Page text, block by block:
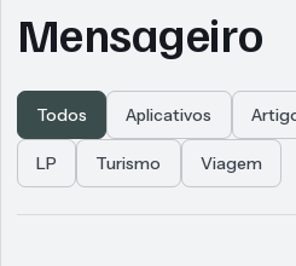
Mensageiro
Todos Aplicativos
LP Turismo Viagem